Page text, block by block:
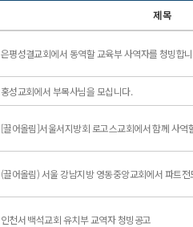
제목
은평성결교회에서 동역할 교육부 사역자를 청빙합
홍성교회에서 부목사님을 모십니다.
[끌어올림]서울서지방회 로고스교회에서 함께 사역
(끌어올림) 서울 강남지방 영동중앙교회에서 파트
인천서 백석교회 유치부 교역자 청빙공고